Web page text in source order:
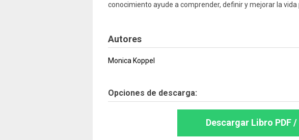
conocimiento ayude a comprender, definir y mejorar la vida
Autores
Monica Koppel
Opciones de descarga:
Descargar Libro PDF /